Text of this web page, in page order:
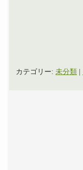
カテゴリー: 未分類